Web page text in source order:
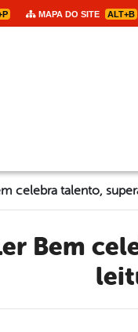
MAPA DO SITE ALT+B